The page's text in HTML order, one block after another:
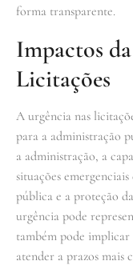
forma transparente.
Impactos
Licitações
A urgência nas
para a administração
a administração, a
situações
pública e a proteção
urgência pode
também pode implicar
atender a prazos mais